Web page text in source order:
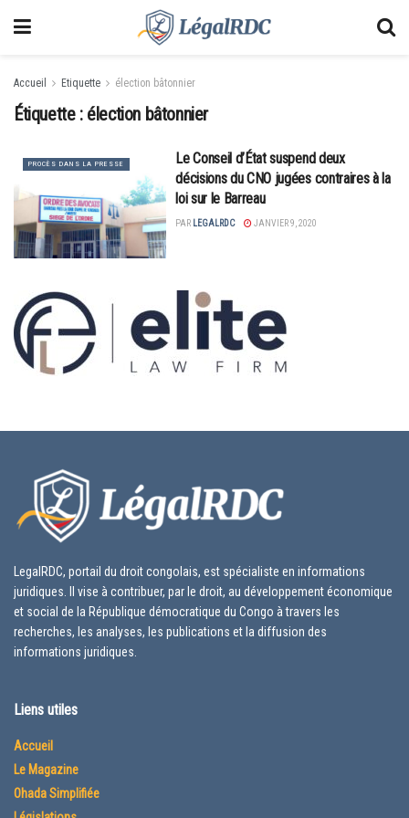
Accueil Etiquette élection bâtonnier
Étiquette : élection bâtonnier
PROCÈS DANS LA PRESSE
Le Conseil d’État suspend deux
décisions du CNO jugées contraires à la
loi sur le Barreau
PAR LEGALRDC JANVIER 9, 2020
LegalRDC, portail du droit congolais, est spécialiste en informations
juridiques. Il vise à contribuer, par le droit, au développement économique
et social de la République démocratique du Congo à travers les
recherches, les analyses, les publications et la diffusion des
informations juridiques.
Liens utiles
Accueil
Le Magazine
Ohada Simplifiée